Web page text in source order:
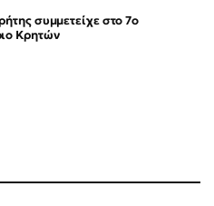
συμμετείχε στο 7ο
Κρητών